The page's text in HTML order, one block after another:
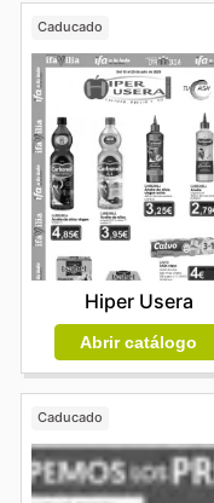
Caducado
Hiper Usera
Abrir catálogo
Caducado